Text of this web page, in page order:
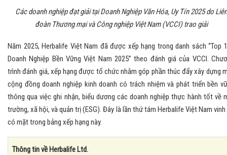
Các doanh nghiệp đạt giải tại Doanh Nghiệp Văn Hóa, Uy Tín 2025 do Liên
đoàn Thương mại và Công nghiệp Việt Nam (VCCI) trao giải
Năm 2025, Herbalife Việt Nam đã được xếp hạng trong danh sách “Top
Doanh Nghiệp Bền Vững Việt Nam 2025” theo đánh giá của VCCI.
trình đánh giá, xếp hạng được tổ chức nhằm góp phần thúc đẩy xây dựng
cộng đồng doanh nghiệp kinh doanh có trách nhiệm và phát triển bền
thông qua việc ghi nhận, biểu dương các doanh nghiệp thực hành tốt về
trường, xã hội, và quản trị (ESG). Đây là lần thứ tám Herbalife Việt Nam
có mặt trong bảng xếp hạng này.
Thông tin về Herbalife Ltd.